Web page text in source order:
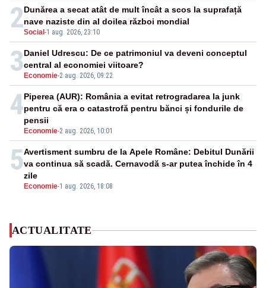
2Social -1 aug. 2026, 23:10
Dunărea a secat atât de mult încât a scos la suprafață
nave naziste din al doilea război mondial
3 Economie-2 aug. 2026, 09:22
Daniel Udrescu: De ce patrimoniul va deveni conceptul
central al economiei viitoare?
4
Economie-2 aug. 2026, 10:01
Piperea (AUR): România a evitat retrogradarea la junk
pentru că era o catastrofă pentru bănci și fondurile de
pensii
5
Economie-1 aug. 2026, 18:08
Avertisment sumbru de la Apele Române: Debitul Dunării
va continua să scadă. Cernavodă s-ar putea închide în 4
zile
ACTUALITATE